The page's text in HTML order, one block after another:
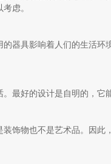
虑。
器具影响着人们的生活环
最好的设计是自明的，它
饰物也不是艺术品。因此